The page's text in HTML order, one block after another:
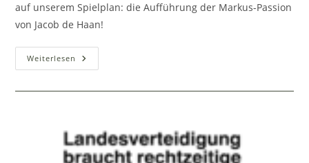
auf unserem Spielplan: die Aufführung der Markus-Passion
von Jacob de Haan!
Weiterlesen Markus-
Passion